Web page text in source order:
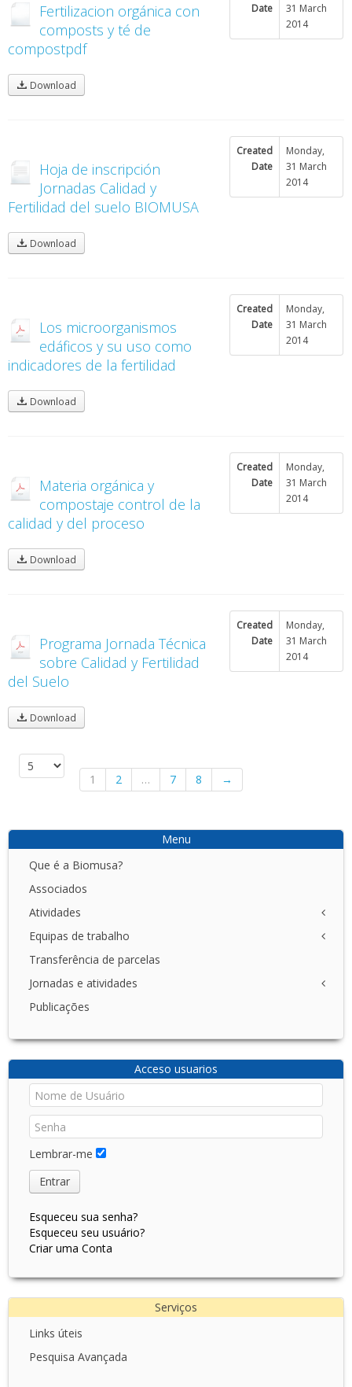
Date
31 March
2014
Fertilizacion orgánica con
composts y té de
compostpdf
Download
Created
Date
Monday,
31 March
2014
Hoja de inscripción
Jornadas Calidad y
Fertilidad del suelo BIOMUSA
Download
Created
Date
Monday,
31 March
2014
Los microorganismos
edáficos y su uso como
indicadores de la fertilidad
Download
Created
Date
Monday,
31 March
2014
Materia orgánica y
compostaje control de la
calidad y del proceso
Download
Created
Date
Monday,
31 March
2014
Programa Jornada Técnica
sobre Calidad y Fertilidad
del Suelo
Download
1 2 … 7 8 →
Menu
Que é a Biomusa?
Associados
Atividades
NET
I+D+I
DEMO
DIV
Equipas de trabalho
Açores
Canarias
Madeira
Transferência de parcelas
Jornadas e atividades
Primeiras Jornadas de transferência de I+D+i
Jornadas dos Açores e da Madeira
Avanço dos resultados dos testes de liberação de
Trichogramma
Seminário Técnico sobre Qualidade e Fertilidade do Solo
Segunda Conferência de transferência de I+D+I
Publicações
Acceso usuarios
Lembrar-me
Entrar
Esqueceu sua senha?
Esqueceu seu usuário?
Criar uma Conta
Serviços
Links úteis
Pesquisa Avançada